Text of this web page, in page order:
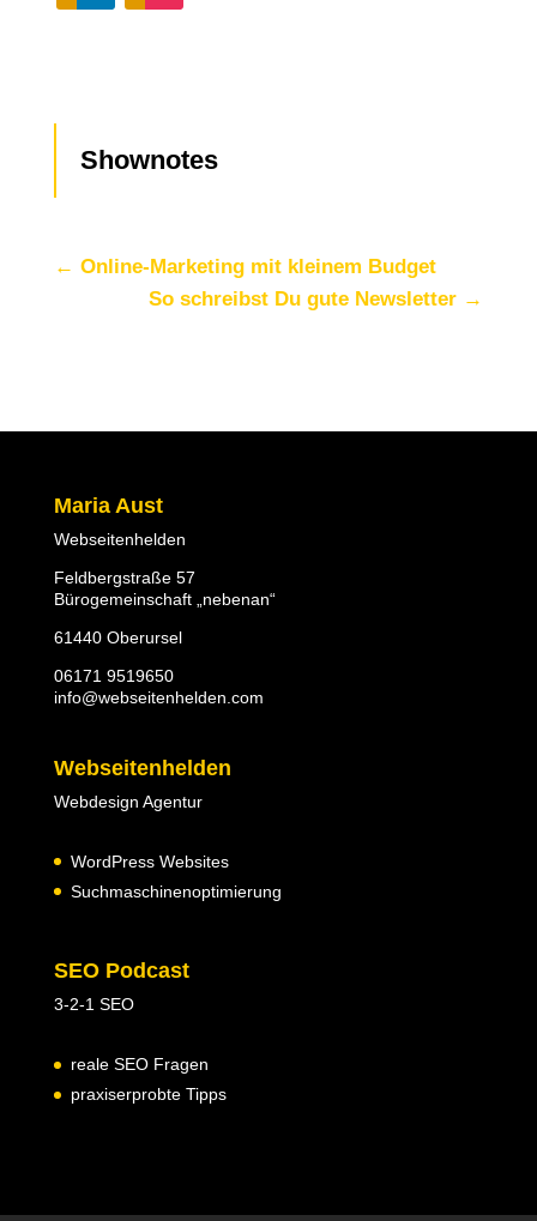
Shownotes
← Online-Marketing mit kleinem Budget
So schreibst Du gute Newsletter →
Maria Aust
Webseitenhelden
Feldbergstraße 57
Bürogemeinschaft „nebenan“
61440 Oberursel
06171 9519650
info@webseitenhelden.com
Webseitenhelden
Webdesign Agentur
WordPress Websites
Suchmaschinenoptimierung
SEO Podcast
3-2-1 SEO
reale SEO Fragen
praxiserprobte Tipps